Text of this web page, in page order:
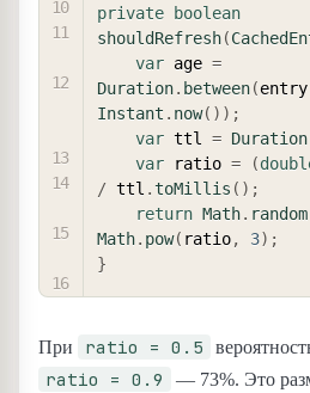
private
boolean
shouldRefresh(
var age =
Duration. between(entry
Instant . now( ) ) ;
var ttl = Duration
var ratio = (
/ ttl .toMillis ( ) ;
return Math. random
Math. pow( ratio, 3) ;
}
При ratio = 0.5
ratio = 0.9
— 73%. Это